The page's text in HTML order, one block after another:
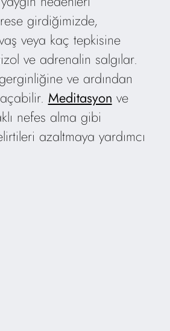
girdiğimizde,
veya kaç tepkisine
ve adrenalin salgılar.
ve ardından
Meditasyon ve
nefes alma gibi
azaltmaya yardımcı